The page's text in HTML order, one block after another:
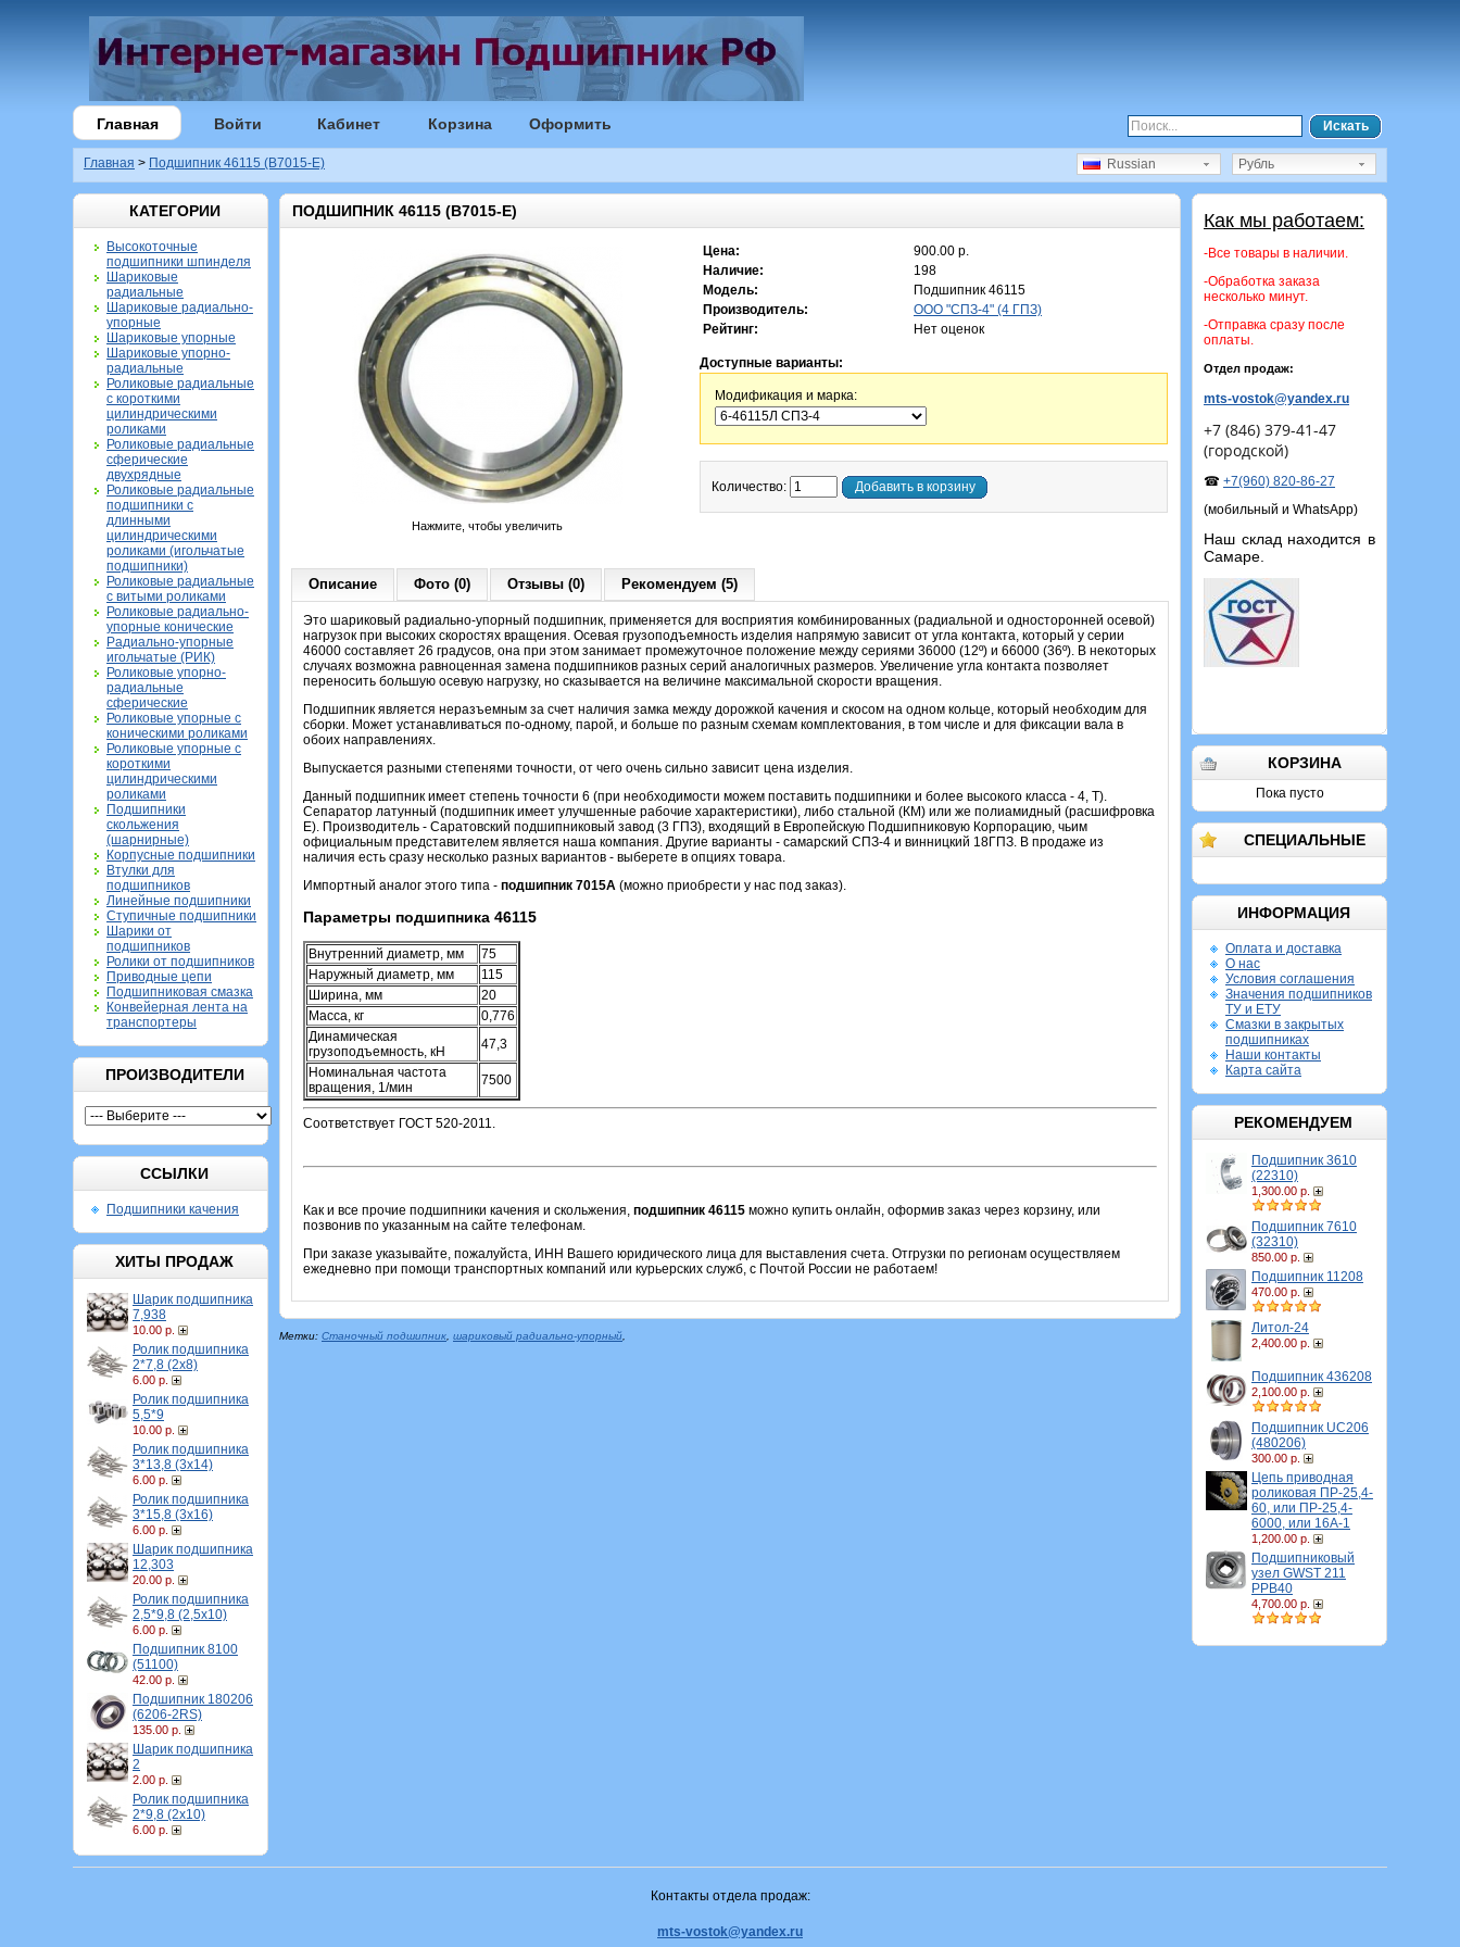
Главная Войти Кабинет Корзина Оформить Искать
Главная > Подшипник 46115 (B7015-E) Рубль
Russian
КАТЕГОРИИ
Высокоточные
подшипники шпинделя
Шариковые
радиальные
Шариковые радиально-
упорные
Шариковые упорные
Шариковые упорно-
радиальные
Роликовые радиальные
с короткими
цилиндрическими
роликами
Роликовые радиальные
сферические
двухрядные
Роликовые радиальные
подшипники с
длинными
цилиндрическими
роликами (игольчатые
подшипники)
Роликовые радиальные
с витыми роликами
Роликовые радиально-
упорные конические
Радиально-упорные
игольчатые (РИК)
Роликовые упорно-
радиальные
сферические
Роликовые упорные с
коническими роликами
Роликовые упорные с
короткими
цилиндрическими
роликами
Подшипники
скольжения
(шарнирные)
Корпусные подшипники
Втулки для
подшипников
Линейные подшипники
Ступичные подшипники
Шарики от
подшипников
Ролики от подшипников
Приводные цепи
Подшипниковая смазка
Конвейерная лента на
транспортеры
ПРОИЗВОДИТЕЛИ
ССЫЛКИ
Подшипники качения
ХИТЫ ПРОДАЖ
Шарик подшипника
7,938
10.00 р.
Ролик подшипника
2*7,8 (2х8)
6.00 р.
Ролик подшипника
5,5*9
10.00 р.
Ролик подшипника
3*13,8 (3х14)
6.00 р.
Ролик подшипника
3*15,8 (3х16)
6.00 р.
Шарик подшипника
12,303
20.00 р.
Ролик подшипника
2,5*9,8 (2,5х10)
6.00 р.
Подшипник 8100
(51100)
42.00 р.
Подшипник 180206
(6206-2RS)
135.00 р.
Шарик подшипника
2
2.00 р.
Ролик подшипника
2*9,8 (2х10)
6.00 р.
Как мы работаем:
-Все товары в наличии.
-Обработка заказа
несколько минут.
-Отправка сразу после
оплаты.
Отдел продаж:
mts-vostok@yandex.ru
+7 (846) 379-41-47
(городской)
☎ +7(960) 820-86-27
(мобильный и WhatsApp)
Наш склад находится в
Самаре.
КОРЗИНА
Пока пусто
СПЕЦИАЛЬНЫЕ
ИНФОРМАЦИЯ
Оплата и доставка
О нас
Условия соглашения
Значения подшипников
ТУ и ЕТУ
Смазки в закрытых
подшипниках
Наши контакты
Карта сайта
РЕКОМЕНДУЕМ
Подшипник 3610
(22310)
1,300.00 р.
Подшипник 7610
(32310)
850.00 р.
Подшипник 11208
470.00 р.
Литол-24
2,400.00 р.
Подшипник 436208
2,100.00 р.
Подшипник UC206
(480206)
300.00 р.
Цепь приводная
роликовая ПР-25,4-
60, или ПР-25,4-
6000, или 16A-1
1,200.00 р.
Подшипниковый
узел GWST 211
PPB40
4,700.00 р.
ПОДШИПНИК 46115 (B7015-E)
Нажмите, чтобы увеличить
Цена:
900.00 р.
Наличие:
198
Модель:
Подшипник 46115
Производитель:
ООО "СПЗ-4" (4 ГПЗ)
Рейтинг:
Нет оценок
Доступные варианты:
Модификация и марка:
Количество: Добавить в корзину
Описание Фото (0) Отзывы (0) Рекомендуем (5)
Это шариковый радиально-упорный подшипник, применяется для восприятия комбинированных (радиальной и односторонней осевой)
нагрузок при высоких скоростях вращения. Осевая грузоподъемность изделия напрямую зависит от угла контакта, который у серии
46000 составляет 26 градусов, она при этом занимает промежуточное положение между сериями 36000 (12º) и 66000 (36º). В некоторых
случаях возможна равноценная замена подшипников разных серий аналогичных размеров. Увеличение угла контакта позволяет
переносить большую осевую нагрузку, но сказывается на величине максимальной скорости вращения.
Подшипник является неразъемным за счет наличия замка между дорожкой качения и скосом на одном кольце, который необходим для
сборки. Может устанавливаться по-одному, парой, и больше по разным схемам комплектования, в том числе и для фиксации вала в
обоих направлениях.
Выпускается разными степенями точности, от чего очень сильно зависит цена изделия.
Данный подшипник имеет степень точности 6 (при необходимости можем поставить подшипники и более высокого класса - 4, Т).
Сепаратор латунный (подшипник имеет улучшенные рабочие характеристики), либо стальной (КМ) или же полиамидный (расшифровка
Е). Производитель - Саратовский подшипниковый завод (3 ГПЗ), входящий в Европейскую Подшипниковую Корпорацию, чьим
официальным представителем является наша компания. Другие варианты - самарский СПЗ-4 и винницкий 18ГПЗ. В продаже из
наличия есть сразу несколько разных вариантов - выберете в опциях товара.
Импортный аналог этого типа - подшипник 7015А (можно приобрести у нас под заказ).
Параметры подшипника 46115
Внутренний диаметр, мм
75
Наружный диаметр, мм
115
Ширина, мм
20
Масса, кг
0,776
Динамическая
грузоподъемность, кН
47,3
Номинальная частота
вращения, 1/мин
7500
Соответствует ГОСТ 520-2011.
Как и все прочие подшипники качения и скольжения, подшипник 46115 можно купить онлайн, оформив заказ через корзину, или
позвонив по указанным на сайте телефонам.
При заказе указывайте, пожалуйста, ИНН Вашего юридического лица для выставления счета. Отгрузки по регионам осуществляем
ежедневно при помощи транспортных компаний или курьерских служб, с Почтой России не работаем!
Метки: Станочный подшипник шариковый радиально-упорный
Контакты отдела продаж:
mts-vostok@yandex.ru